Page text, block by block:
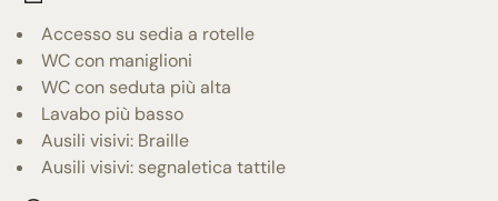
Accesso su sedia a rotelle
WC con maniglioni
WC con seduta più alta
Lavabo più basso
Ausili visivi: Braille
Ausili visivi: segnaletica tattile